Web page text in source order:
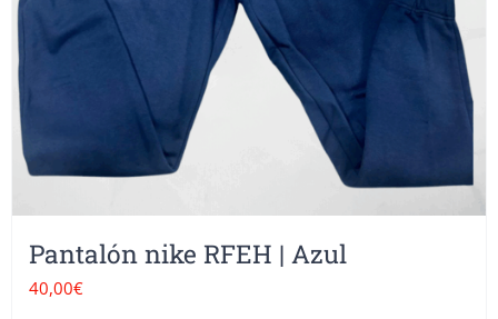
Pantalón nike RFEH | Azul
40,00€